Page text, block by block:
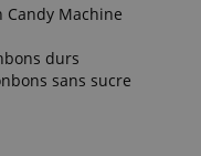
Candy Machine
durs
sans sucre